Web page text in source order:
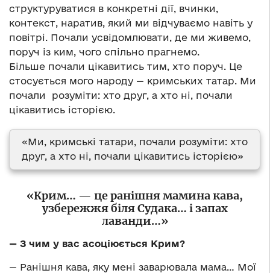
структуруватися в конкретні дії, вчинки,
контекст, наратив, який ми відчуваємо навіть у
повітрі. Почали усвідомлювати, де ми живемо,
поруч із ким, чого спільно прагнемо.
Більше почали цікавитись тим, хто поруч. Це
стосується мого народу — кримських татар. Ми
почали розуміти: хто друг, а хто ні, почали
цікавитись історією.
«Ми, кримські татари, почали розуміти: хто
друг, а хто ні, почали цікавитись історією»
«Крим… — це ранішня мамина кава,
узбережжя біля Судака… і запах
лаванди…»
— З чим у вас асоціюється Крим?
— Ранішня кава, яку мені заварювала мама… Мої